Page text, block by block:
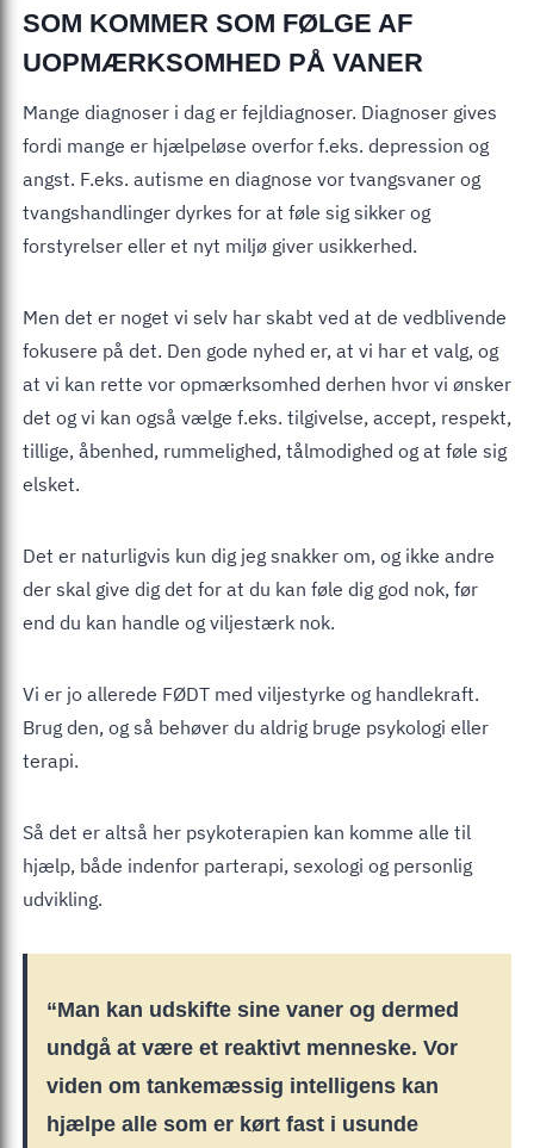
SOM KOMMER SOM FØLGE AF
UOPMÆRKSOMHED PÅ VANER
Mange diagnoser i dag er fejldiagnoser. Diagnoser gives
fordi mange er hjælpeløse overfor f.eks. depression og
angst. F.eks. autisme en diagnose vor tvangsvaner og
tvangshandlinger dyrkes for at føle sig sikker og
forstyrelser eller et nyt miljø giver usikkerhed.
Men det er noget vi selv har skabt ved at de vedblivende
fokusere på det. Den gode nyhed er, at vi har et valg, og
at vi kan rette vor opmærksomhed derhen hvor vi ønsker
det og vi kan også vælge f.eks. tilgivelse, accept, respekt,
tillige, åbenhed, rummelighed, tålmodighed og at føle sig
elsket.
Det er naturligvis kun dig jeg snakker om, og ikke andre
der skal give dig det for at du kan føle dig god nok, før
end du kan handle og viljestærk nok.
Vi er jo allerede FØDT med viljestyrke og handlekraft.
Brug den, og så behøver du aldrig bruge psykologi eller
terapi.
Så det er altså her psykoterapien kan komme alle til
hjælp, både indenfor parterapi, sexologi og personlig
udvikling.
“Man kan udskifte sine vaner og dermed
undgå at være et reaktivt menneske. Vor
viden om tankemæssig intelligens kan
hjælpe alle som er kørt fast i usunde